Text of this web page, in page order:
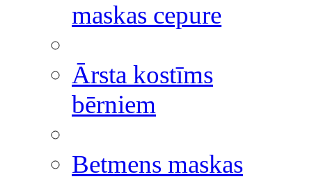
maskas cepure
Ārsta kostīms
bērniem
Betmens maskas